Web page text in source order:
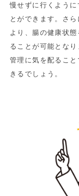
慢せずに行くよう
とができます。さ
より、腸の健康状
ることが可能とな
管理に気を配るこ
きるでしょう。